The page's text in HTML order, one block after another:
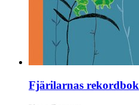
Fjärilarnas rekordbok